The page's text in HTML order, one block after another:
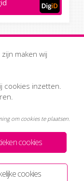
cookies
cookies
maken wij
cookies inzetten.
om cookies te plaatsen.